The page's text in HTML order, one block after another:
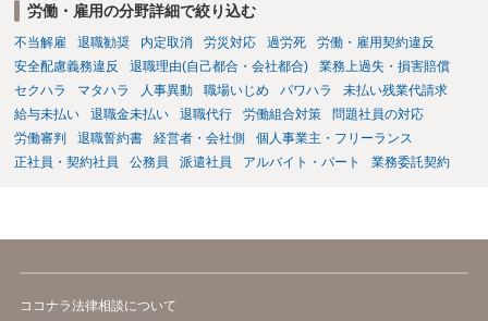
労働・雇用の分野詳細で絞り込む
不当解雇 退職勧奨 内定取消 労災対応 過労死
労働・雇用契約違反
安全配慮義務違反
退職理由(自己都合・会社都合)
業務上過失・損害賠償
セクハラ
マタハラ 人事異動 職場いじめ パワハラ
未払い残業代請求
給与未払い
退職金未払い 退職代行 労働組合対策
問題社員の対応
労働審判
退職誓約書 経営者・会社側
個人事業主・フリーランス
正社員・契約社員
公務員 派遣社員 アルバイト・パート 業務委託契約
ココナラ法律相談について